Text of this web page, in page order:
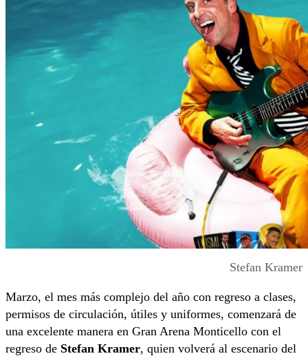
Stefan Kramer
Marzo, el mes más complejo del año con regreso a clases,
permisos de circulación, útiles y uniformes, comenzará de
una excelente manera en Gran Arena Monticello con el
regreso de Stefan Kramer, quien volverá al escenario del